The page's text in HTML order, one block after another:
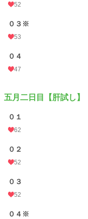
52
０３※
53
０４
47
五月二日目【肝試し】
０１
62
０２
52
０３
52
０４※